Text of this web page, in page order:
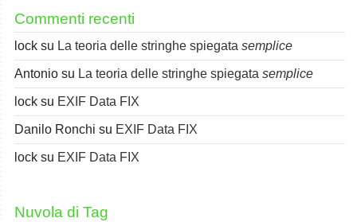
Commenti recenti
lock su La teoria delle stringhe spiegata semplice
Antonio su La teoria delle stringhe spiegata semplice
lock su EXIF Data FIX
Danilo Ronchi su EXIF Data FIX
lock su EXIF Data FIX
Nuvola di Tag